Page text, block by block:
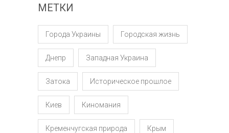
МЕТКИ
Города Украины Городская жизнь
Днепр Западная Украина
Затока Историческое прошлое
Киев Киномания
Кременчугская природа Крым